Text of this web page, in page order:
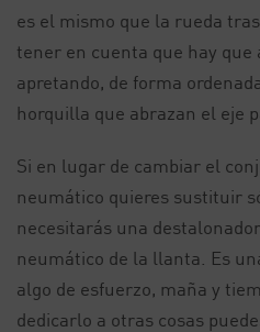
es el mismo que la rueda
tener en cuenta que hay
apretando, de forma
horquilla que abrazan el eje
Si en lugar de cambiar el
neumático quieres sustituir
necesitarás una
neumático de la llanta. Es
algo de esfuerzo, maña y
dedicarlo a otras cosas